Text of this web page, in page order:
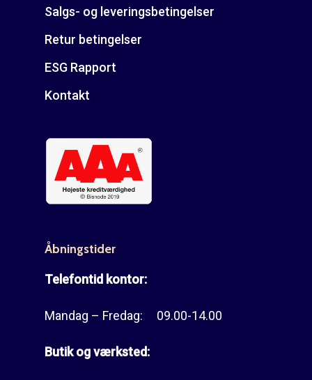
Salgs- og leveringsbetingelser
Retur betingelser
ESG Rapport
Kontakt
Åbningstider
Telefontid kontor:
Mandag – Fredag: 09.00-14.00
Butik og værksted: